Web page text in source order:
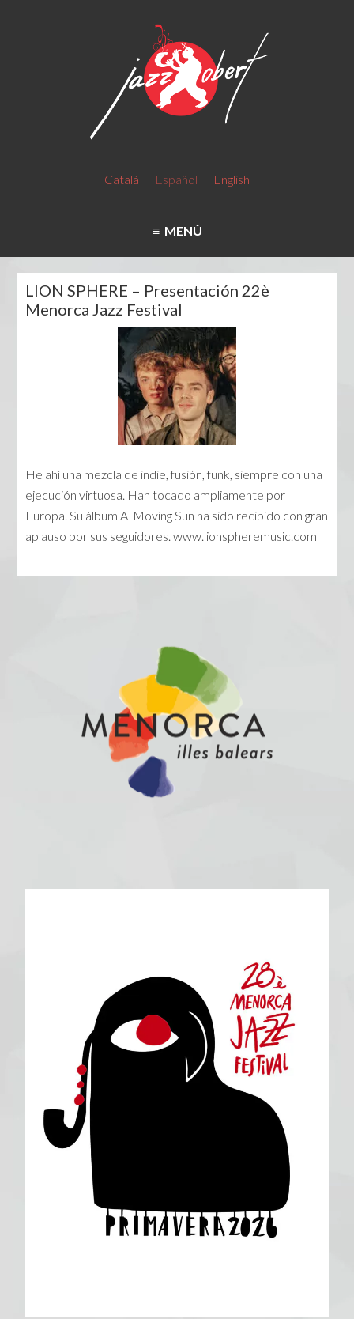
Català Español English
MENÚ
LION SPHERE – Presentación 22è
Menorca Jazz Festival
He ahí una mezcla de indie, fusión, funk, siempre con una
ejecución virtuosa. Han tocado ampliamente por
Europa. Su álbum A Moving Sun ha sido recibido con gran
aplauso por sus seguidores. www.lionspheremusic.com